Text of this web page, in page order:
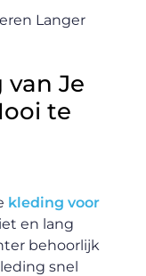
Langer
van Je
te
kleding voor
en lang
behoorlijk
snel